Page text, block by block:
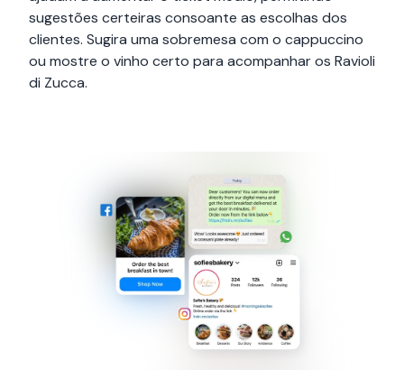
sugestões certeiras consoante as escolhas dos
clientes. Sugira uma sobremesa com o cappuccino
ou mostre o vinho certo para acompanhar os Ravioli
di Zucca.